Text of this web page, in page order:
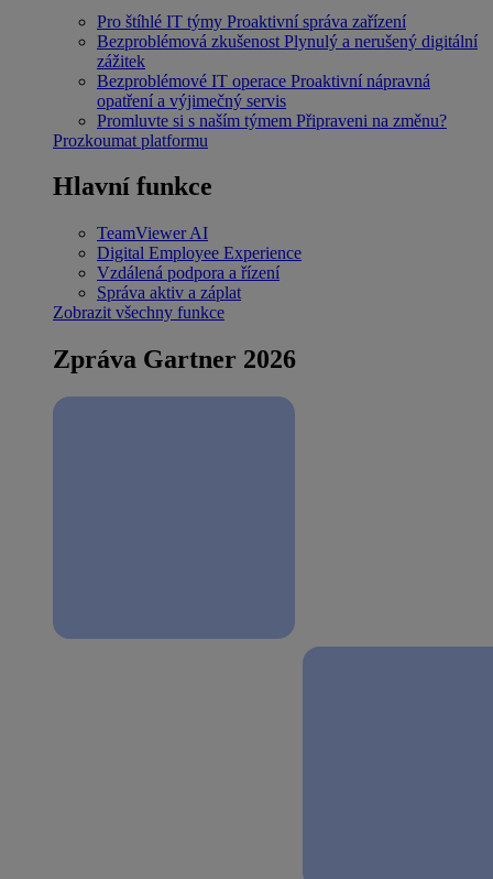
Pro štíhlé IT týmy Proaktivní správa zařízení
Bezproblémová zkušenost Plynulý a nerušený digitální
zážitek
Bezproblémové IT operace Proaktivní nápravná
opatření a výjimečný servis
Promluvte si s naším týmem Připraveni na změnu?
Prozkoumat platformu
Hlavní funkce
TeamViewer AI
Digital Employee Experience
Vzdálená podpora a řízení
Správa aktiv a záplat
Zobrazit všechny funkce
Zpráva Gartner 2026